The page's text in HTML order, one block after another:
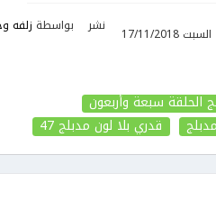
نشر السبت 17/11/2018 بواسطة زلفه
سبعة وأربعون
قدري بلا لون مدبلج47